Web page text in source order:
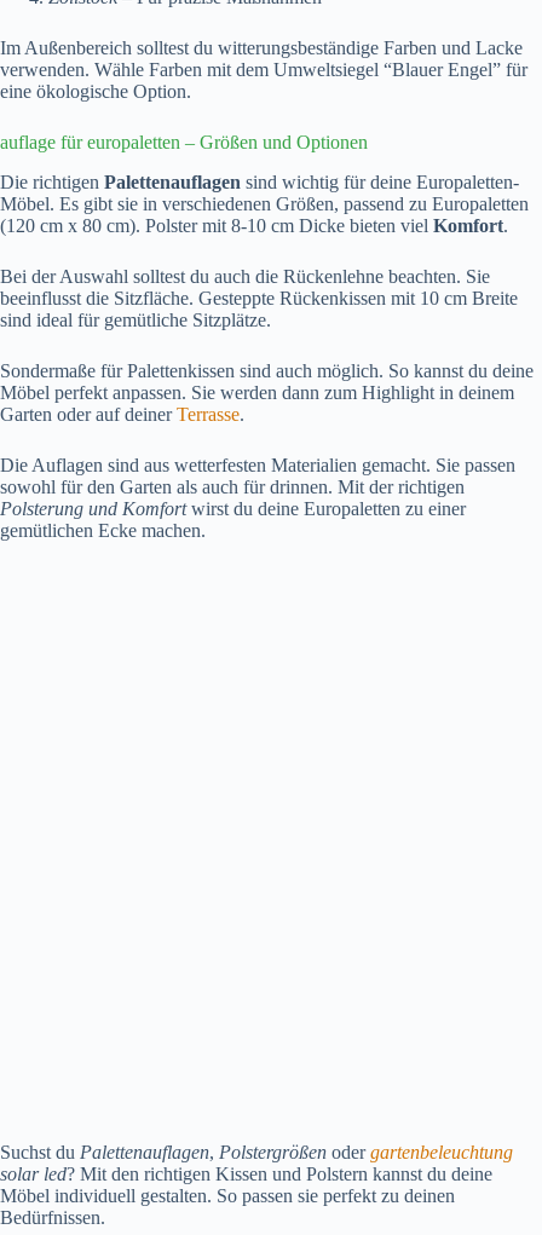
Im Außenbereich solltest du witterungsbeständige Farben und Lacke
verwenden. Wähle Farben mit dem Umweltsiegel “Blauer Engel” für
eine ökologische Option.
auflage für europaletten – Größen und Optionen
Die richtigen Palettenauflagen sind wichtig für deine Europaletten-
Möbel. Es gibt sie in verschiedenen Größen, passend zu Europaletten
(120 cm x 80 cm). Polster mit 8-10 cm Dicke bieten viel Komfort.
Bei der Auswahl solltest du auch die Rückenlehne beachten. Sie
beeinflusst die Sitzfläche. Gesteppte Rückenkissen mit 10 cm Breite
sind ideal für gemütliche Sitzplätze.
Sondermaße für Palettenkissen sind auch möglich. So kannst du deine
Möbel perfekt anpassen. Sie werden dann zum Highlight in deinem
Garten oder auf deinerTerrasse.
Die Auflagen sind aus wetterfesten Materialien gemacht. Sie passen
sowohl für den Garten als auch für drinnen. Mit der richtigen
Polsterung und Komfortwirst du deine Europaletten zu einer
gemütlichen Ecke machen.
Suchst du Palettenauflagen, Polstergrößen odergartenbeleuchtung
solar led? Mit den richtigen Kissen und Polstern kannst du deine
Möbel individuell gestalten. So passen sie perfekt zu deinen
Bedürfnissen.